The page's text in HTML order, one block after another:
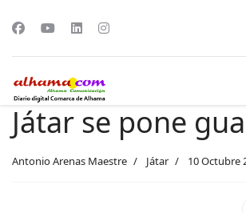
Játar se pone
Antonio Arenas Maestre Játar 10 Octubre